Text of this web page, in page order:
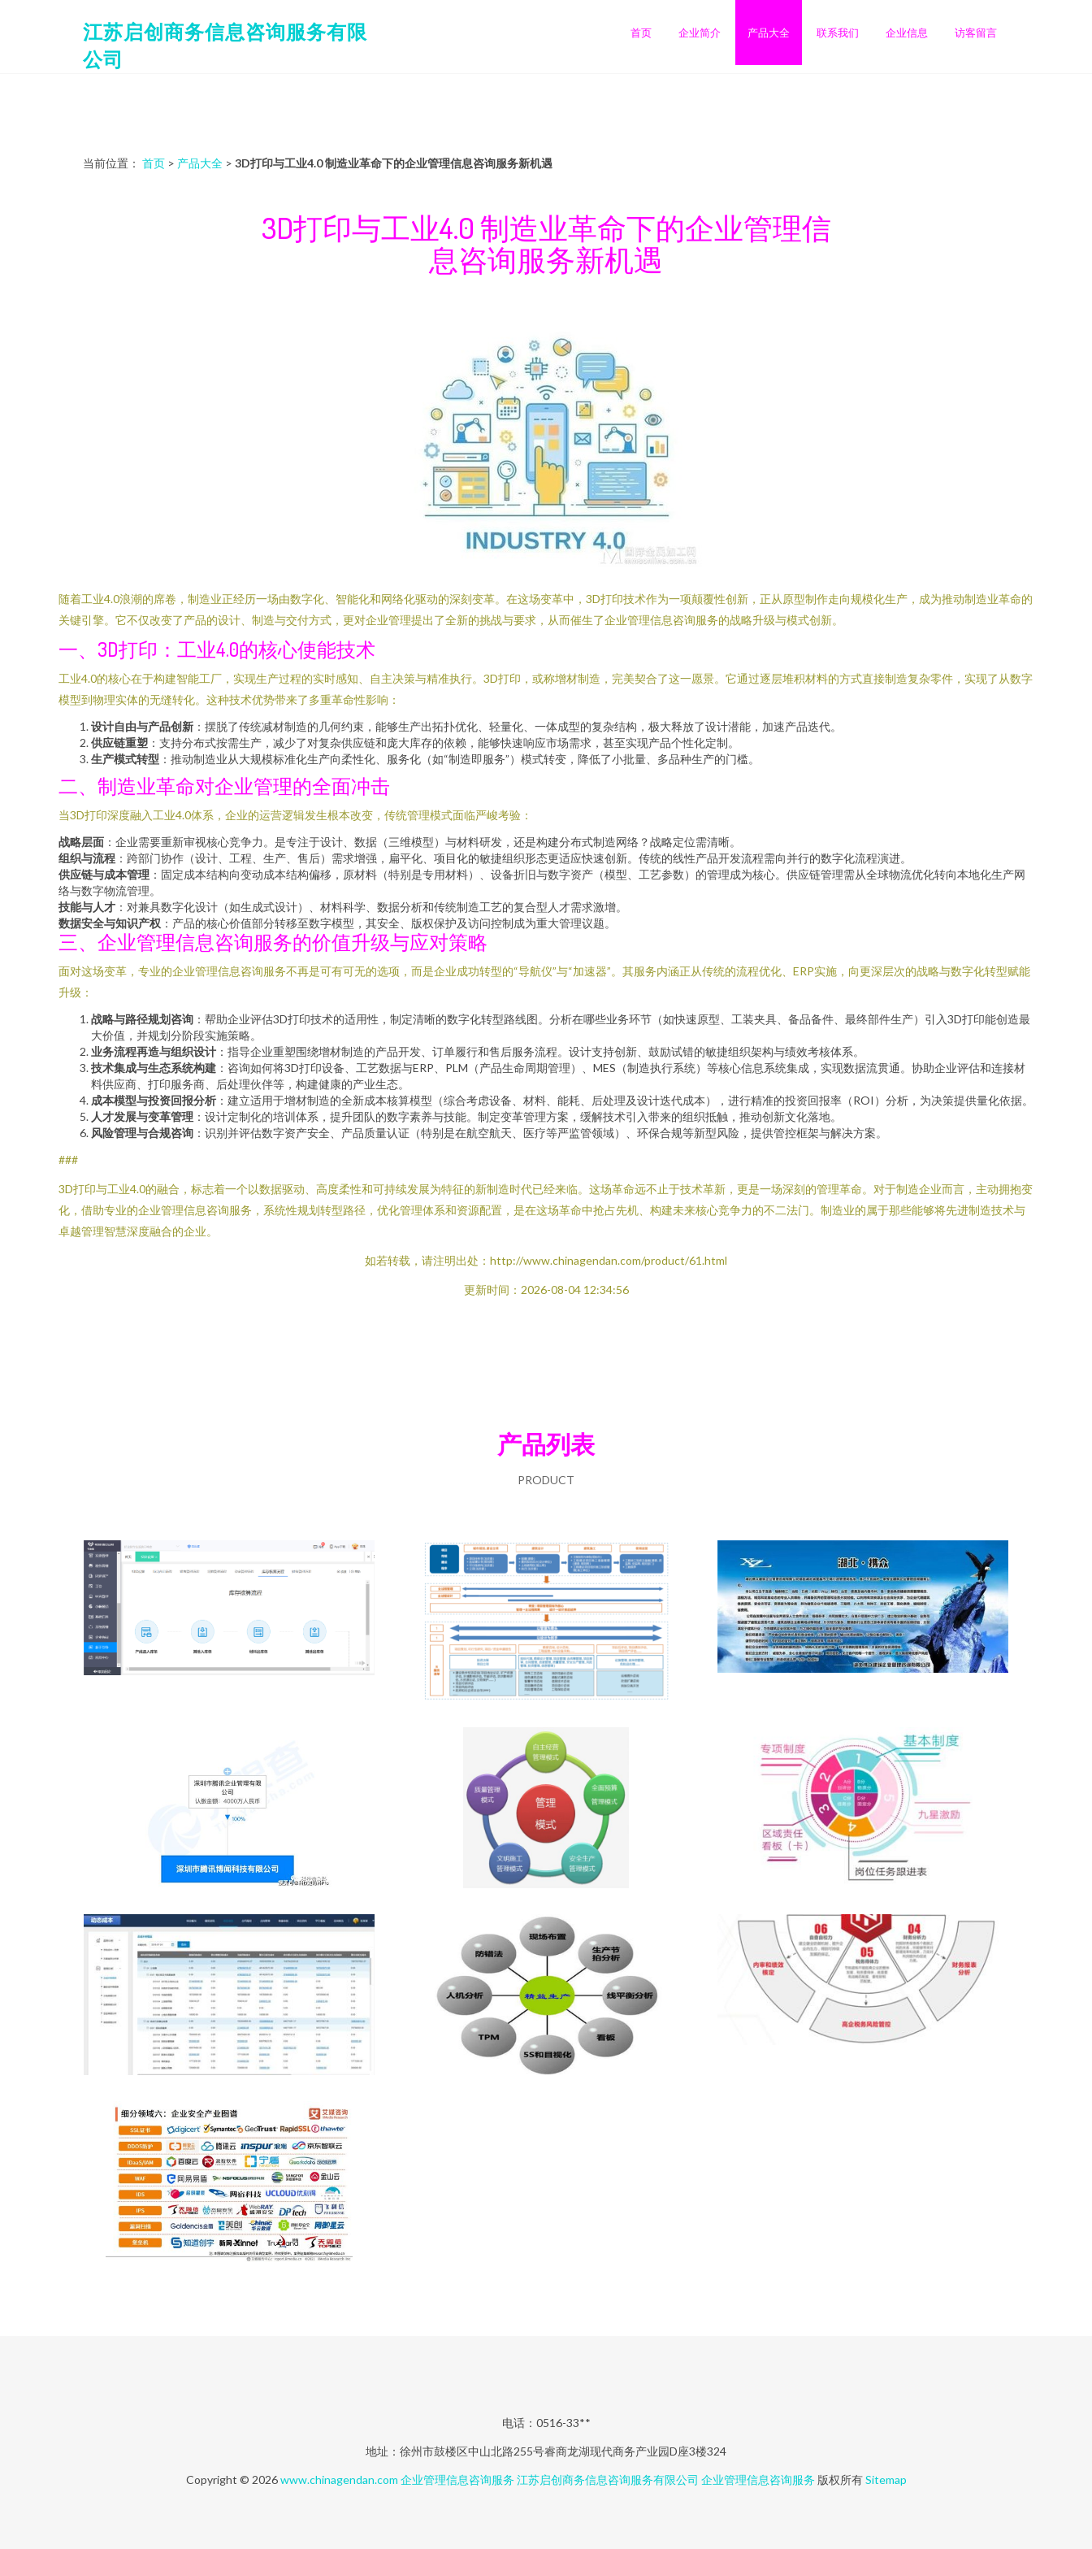
江苏启创商务信息咨询服务有限
公司
首页 企业简介 产品大全 联系我们 企业信息 访客留言
当前位置： 首页 > 产品大全 > 3D打印与工业4.0 制造业革命下的企业管理信息咨询服务新机遇
3D打印与工业4.0 制造业革命下的企业管理信
息咨询服务新机遇
随着工业4.0浪潮的席卷，制造业正经历一场由数字化、智能化和网络化驱动的深刻变革。在这场变革中，3D打印技术作为一项颠覆性创新，正从原型制作走向规模化生产，成为推动制造业革命的
关键引擎。它不仅改变了产品的设计、制造与交付方式，更对企业管理提出了全新的挑战与要求，从而催生了企业管理信息咨询服务的战略升级与模式创新。
一、3D打印：工业4.0的核心使能技术
工业4.0的核心在于构建智能工厂，实现生产过程的实时感知、自主决策与精准执行。3D打印，或称增材制造，完美契合了这一愿景。它通过逐层堆积材料的方式直接制造复杂零件，实现了从数字
模型到物理实体的无缝转化。这种技术优势带来了多重革命性影响：
设计自由与产品创新 ：摆脱了传统减材制造的几何约束，能够生产出拓扑优化、轻量化、一体成型的复杂结构，极大释放了设计潜能，加速产品迭代。
供应链重塑 ：支持分布式按需生产，减少了对复杂供应链和庞大库存的依赖，能够快速响应市场需求，甚至实现产品个性化定制。
生产模式转型 ：推动制造业从大规模标准化生产向柔性化、服务化（如“制造即服务”）模式转变，降低了小批量、多品种生产的门槛。
二、制造业革命对企业管理的全面冲击
当3D打印深度融入工业4.0体系，企业的运营逻辑发生根本改变，传统管理模式面临严峻考验：
战略层面 ：企业需要重新审视核心竞争力。是专注于设计、数据（三维模型）与材料研发，还是构建分布式制造网络？战略定位需清晰。
组织与流程 ：跨部门协作（设计、工程、生产、售后）需求增强，扁平化、项目化的敏捷组织形态更适应快速创新。传统的线性产品开发流程需向并行的数字化流程演进。
供应链与成本管理 ：固定成本结构向变动成本结构偏移，原材料（特别是专用材料）、设备折旧与数字资产（模型、工艺参数）的管理成为核心。供应链管理需从全球物流优化转向本地化生产网
络与数字物流管理。
技能与人才 ：对兼具数字化设计（如生成式设计）、材料科学、数据分析和传统制造工艺的复合型人才需求激增。
数据安全与知识产权 ：产品的核心价值部分转移至数字模型，其安全、版权保护及访问控制成为重大管理议题。
三、企业管理信息咨询服务的价值升级与应对策略
面对这场变革，专业的企业管理信息咨询服务不再是可有可无的选项，而是企业成功转型的“导航仪”与“加速器”。其服务内涵正从传统的流程优化、ERP实施，向更深层次的战略与数字化转型赋能
升级：
战略与路径规划咨询 ：帮助企业评估3D打印技术的适用性，制定清晰的数字化转型路线图。分析在哪些业务环节（如快速原型、工装夹具、备品备件、最终部件生产）引入3D打印能创造最
大价值，并规划分阶段实施策略。
业务流程再造与组织设计 ：指导企业重塑围绕增材制造的产品开发、订单履行和售后服务流程。设计支持创新、鼓励试错的敏捷组织架构与绩效考核体系。
技术集成与生态系统构建 ：咨询如何将3D打印设备、工艺数据与ERP、PLM（产品生命周期管理）、MES（制造执行系统）等核心信息系统集成，实现数据流贯通。协助企业评估和连接材
料供应商、打印服务商、后处理伙伴等，构建健康的产业生态。
成本模型与投资回报分析 ：建立适用于增材制造的全新成本核算模型（综合考虑设备、材料、能耗、后处理及设计迭代成本），进行精准的投资回报率（ROI）分析，为决策提供量化依据。
人才发展与变革管理 ：设计定制化的培训体系，提升团队的数字素养与技能。制定变革管理方案，缓解技术引入带来的组织抵触，推动创新文化落地。
风险管理与合规咨询 ：识别并评估数字资产安全、产品质量认证（特别是在航空航天、医疗等严监管领域）、环保合规等新型风险，提供管控框架与解决方案。
###
3D打印与工业4.0的融合，标志着一个以数据驱动、高度柔性和可持续发展为特征的新制造时代已经来临。这场革命远不止于技术革新，更是一场深刻的管理革命。对于制造企业而言，主动拥抱变
化，借助专业的企业管理信息咨询服务，系统性规划转型路径，优化管理体系和资源配置，是在这场革命中抢占先机、构建未来核心竞争力的不二法门。制造业的属于那些能够将先进制造技术与
卓越管理智慧深度融合的企业。
如若转载，请注明出处：http://www.chinagendan.com/product/61.html
更新时间：2026-08-04 12:34:56
产品列表
PRODUCT
电话：0516-33**
地址：徐州市鼓楼区中山北路255号睿商龙湖现代商务产业园D座3楼324
Copyright © 2026www.chinagendan.com 企业管理信息咨询服务 江苏启创商务信息咨询服务有限公司 企业管理信息咨询服务 版权所有Sitemap